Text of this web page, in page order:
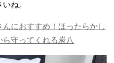
ね。
んにおすすめ！ほったらかし
守ってくれる炭八